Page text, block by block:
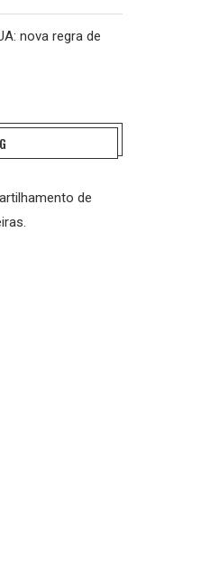
nova regra de
de